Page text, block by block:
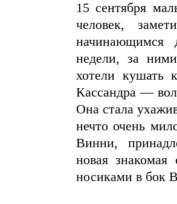
15 сентября
человек,
начинающимся
недели, за
хотели кушать
Кассандра —
Она стала
нечто очень
Винни,
новая
носиками в бок